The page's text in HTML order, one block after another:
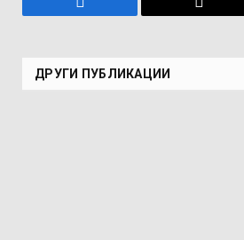
Facebook Имейл
ДРУГИ ПУБЛИКАЦИИ